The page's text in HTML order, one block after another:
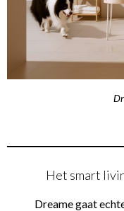
Het smart
Dreame gaat